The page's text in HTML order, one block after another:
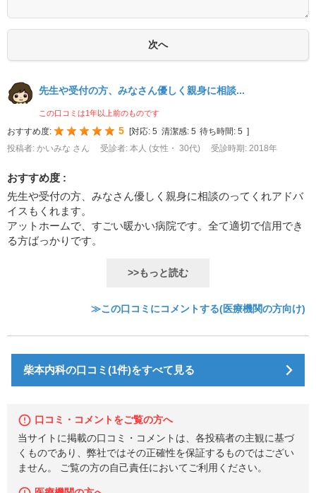
先生や受付の方、みなさん優しく親身に相談...
この口コミは1年以上前のものです
おすすめ度: 5 対応: 5 清潔感: 5 待ち時間: 5
投稿者: かいみな さん
受診者: 本人 (女性・ 30代) 受診時期: 2018年
おすすめ度 :
先生や受付の方、みなさん優しく親身に相談のってくれアドバ
イスもくれます。
アットホームで、すごい暖かい病院です。全て適切で信用でき
る方ばっかりです。
>>もっと読む
≫この口コミにコメントする(医療機関の方向け)
柴本内科の口コミ(1件)をすべて見る
口コミ・コメントをご覧の方へ
当サイトに掲載の口コミ・コメントは、各投稿者の主観に基づ
くものであり、弊社ではその正確性を保証するものではござい
ません。 ご覧の方の自己責任においてご利用ください。